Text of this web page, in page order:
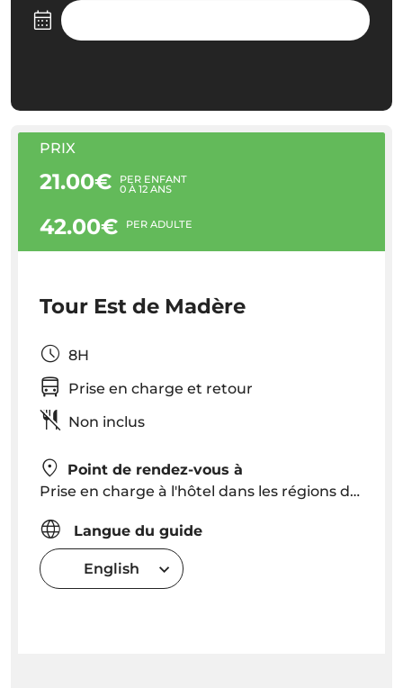
PRIX
21.00€ PER ENFANT
0 À 12 ANS
42.00€ PER ADULTE
Tour Est de Madère
8H
Prise en charge et retour
Non inclus
Point de rendez-vous à
Prise en charge à l'hôtel dans les régions de Funchal et Caniço. L'heure de prise en charge sera fixée en fonction de l'emplacement
Langue du guide
English